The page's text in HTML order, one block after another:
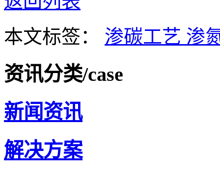
本文标签： 渗碳工艺 渗
资讯分类/case
新闻资讯
解决方案